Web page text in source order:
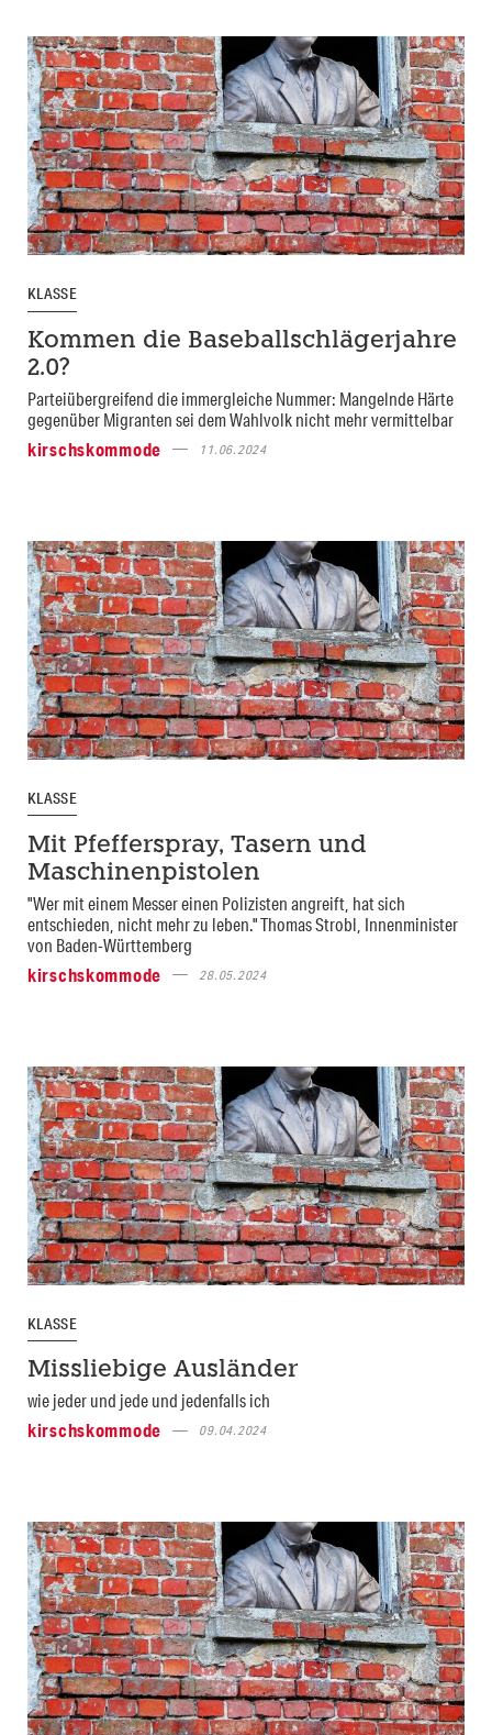
KLASSE
Kommen die Baseballschlägerjahre
2.0?
Parteiübergreifend die immergleiche Nummer: Mangelnde Härte
gegenüber Migranten sei dem Wahlvolk nicht mehr vermittelbar
kirschskommode
11.06.2024
KLASSE
Mit Pfefferspray, Tasern und
Maschinenpistolen
"Wer mit einem Messer einen Polizisten angreift, hat sich
entschieden, nicht mehr zu leben." Thomas Strobl, Innenminister
von Baden-Württemberg
kirschskommode
28.05.2024
KLASSE
Missliebige Ausländer
wie jeder und jede und jedenfalls ich
kirschskommode
09.04.2024